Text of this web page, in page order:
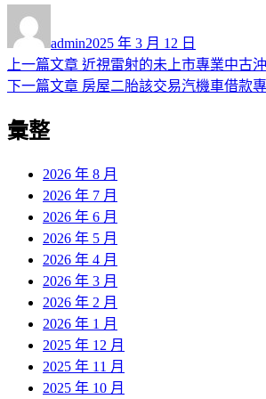
者
admin佈
日
期:
2025 年 3 月 12 日
文
章
導
上一篇文章 上
一
近視雷射的未上市專業中古
下一篇文章 下
章:
房屋二胎該交易汽機車借款
彙整
2026 年 8 月
2026 年 7 月
2026 年 6 月
2026 年 5 月
2026 年 4 月
2026 年 3 月
2026 年 2 月
2026 年 1 月
2025 年 12 月
2025 年 11 月
2025 年 10 月